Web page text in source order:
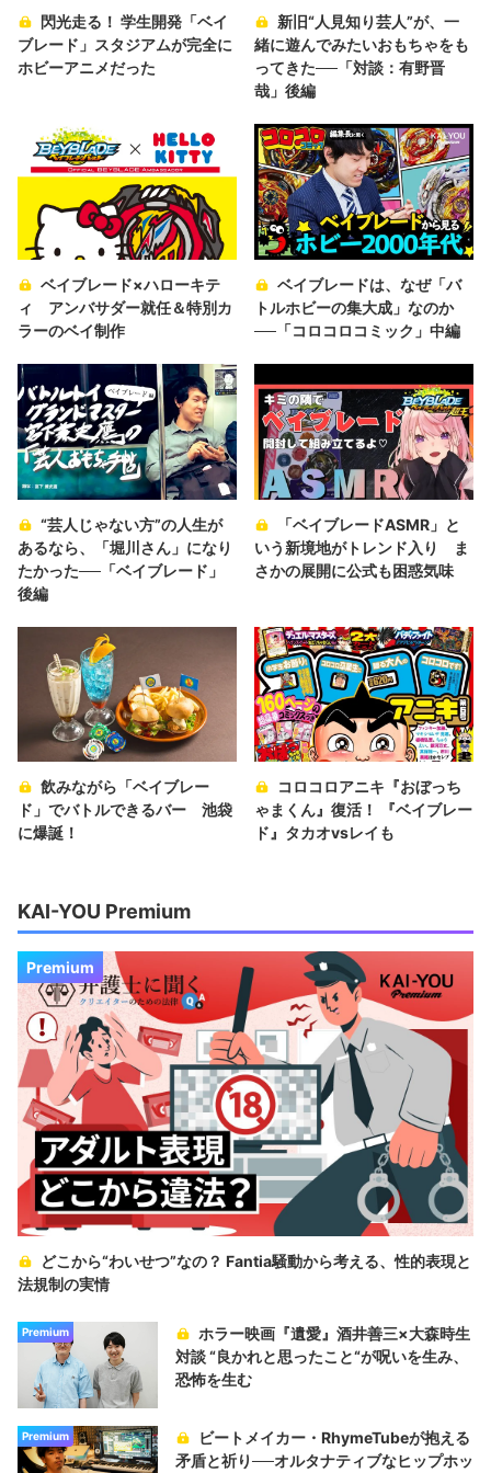
閃光走る！ 学生開発「ベイ
ブレード」スタジアムが完全に
ホビーアニメだった
新旧“人見知り芸人”が、一
緒に遊んでみたいおもちゃをも
ってきた──「対談：有野晋
哉」後編
ベイブレード×ハローキテ
ィ アンバサダー就任＆特別カ
ラーのベイ制作
ベイブレードは、なぜ「バ
トルホビーの集大成」なのか
──「コロコロコミック」中編
“芸人じゃない方”の人生が
あるなら、「堀川さん」になり
たかった──「ベイブレード」
後編
「ベイブレードASMR」と
いう新境地がトレンド入り ま
さかの展開に公式も困惑気味
飲みながら「ベイブレー
ド」でバトルできるバー 池袋
に爆誕！
コロコロアニキ『おぼっち
ゃまくん』復活！ 『ベイブレー
ド』タカオvsレイも
KAI-YOU Premium
Premium
どこから“わいせつ”なの？ Fantia騒動から考える、性的表現と
法規制の実情
Premium
ホラー映画『遺愛』酒井善三×大森時生
対談 “良かれと思ったこと“が呪いを生み、
恐怖を生む
Premium
ビートメイカー・RhymeTubeが抱える
矛盾と祈り──オルタナティブなヒップホッ